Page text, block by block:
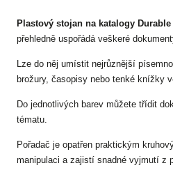
Plastový stojan na katalogy
přehledně uspořádá veškeré
Lze do něj umístit nejrůznější
brožury, časopisy nebo tenké knížky
Do jednotlivých barev můžete třídit
tématu.
Pořadač je opatřen praktickým
manipulaci a zajistí snadné vyjmutí z